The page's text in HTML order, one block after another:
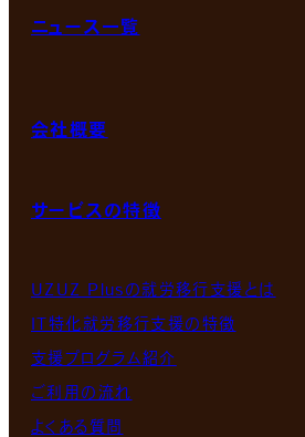
ニュース一覧
会社概要
サービスの特徴
UZUZ Plusの就労移行支援とは
IT特化就労移行支援の特徴
支援プログラム紹介
ご利用の流れ
よくある質問